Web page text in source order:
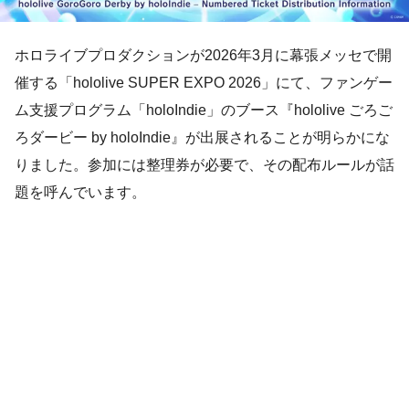
ホロライブプロダクションが2026年3月に幕張メッセで開
催する「hololive SUPER EXPO 2026」にて、ファンゲー
ム支援プログラム「holoIndie」のブース『hololive ごろご
ろダービー by holoIndie』が出展されることが明らかにな
りました。参加には整理券が必要で、その配布ルールが話
題を呼んでいます。